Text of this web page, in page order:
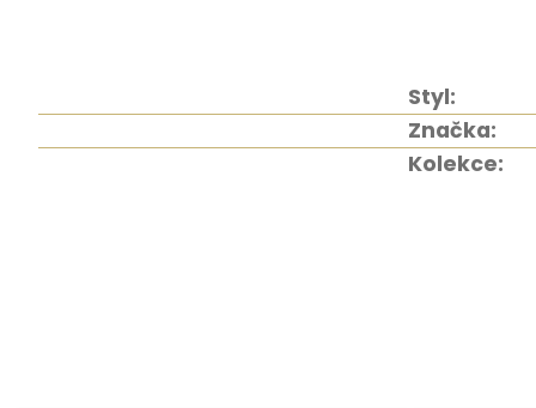
Styl:
Značka:
Kolekce: